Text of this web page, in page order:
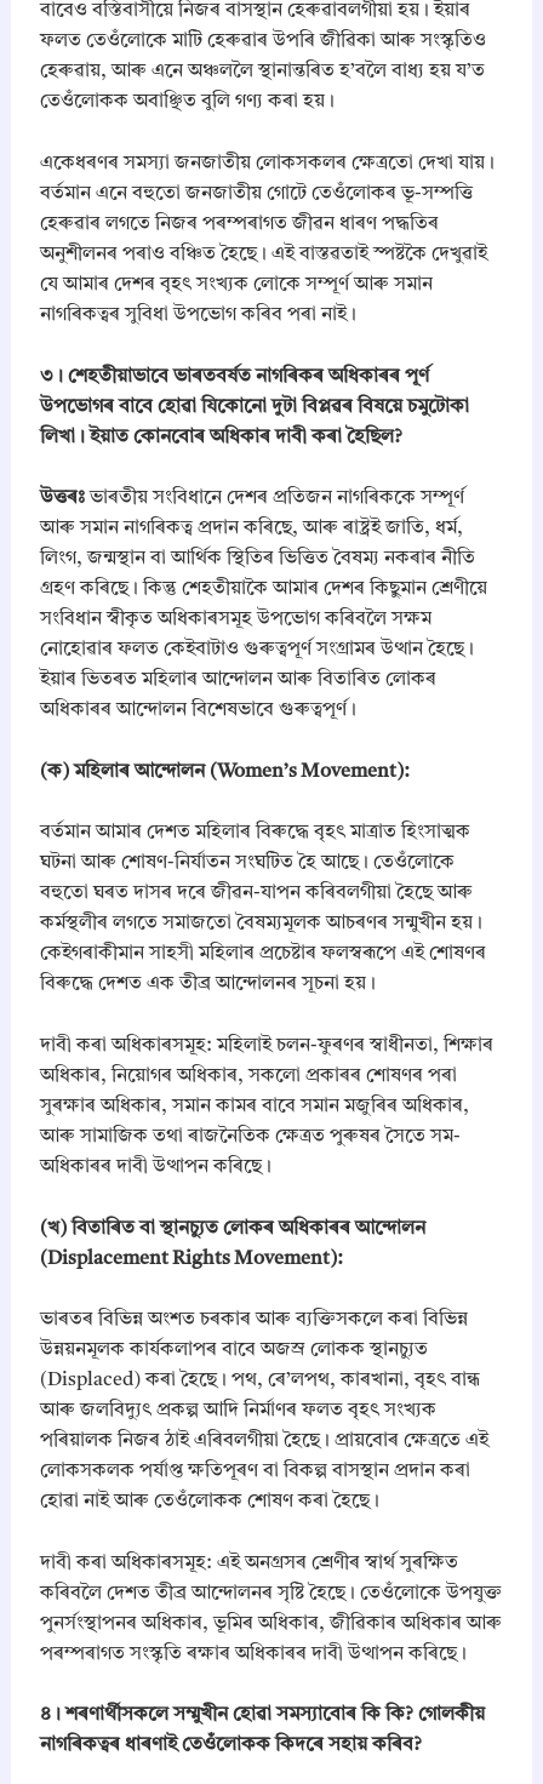
বাবেও বস্তিবাসীয়ে নিজৰ বাসস্থান হেৰুৱাবলগীয়া হয়। ইয়াৰ
ফলত তেওঁলোকে মাটি হেৰুৱাৰ উপৰি জীৱিকা আৰু সংস্কৃতিও
হেৰুৱায়, আৰু এনে অঞ্চললৈ স্থানান্তৰিত হ’বলৈ বাধ্য হয় য’ত
তেওঁলোকক অবাঞ্ছিত বুলি গণ্য কৰা হয়।
​একেধৰণৰ সমস্যা জনজাতীয় লোকসকলৰ ক্ষেত্ৰতো দেখা যায়।
বৰ্তমান এনে বহুতো জনজাতীয় গোটে তেওঁলোকৰ ভূ-সম্পত্তি
হেৰুৱাৰ লগতে নিজৰ পৰম্পৰাগত জীৱন ধাৰণ পদ্ধতিৰ
অনুশীলনৰ পৰাও বঞ্চিত হৈছে। এই বাস্তৱতাই স্পষ্টকৈ দেখুৱাই
যে আমাৰ দেশৰ বৃহৎ সংখ্যক লোকে সম্পূৰ্ণ আৰু সমান
নাগৰিকত্বৰ সুবিধা উপভোগ কৰিব পৰা নাই।
​৩। শেহতীয়াভাবে ভাৰতবৰ্ষত নাগৰিকৰ অধিকাৰৰ পূৰ্ণ
উপভোগৰ বাবে হোৱা যিকোনো দুটা বিপ্লৱৰ বিষয়ে চমুটোকা
লিখা। ইয়াত কোনবোৰ অধিকাৰ দাবী কৰা হৈছিল?
উত্তৰঃভাৰতীয় সংবিধানে দেশৰ প্ৰতিজন নাগৰিককে সম্পূৰ্ণ
আৰু সমান নাগৰিকত্ব প্ৰদান কৰিছে, আৰু ৰাষ্ট্ৰই জাতি, ধৰ্ম,
লিংগ, জন্মস্থান বা আৰ্থিক স্থিতিৰ ভিত্তিত বৈষম্য নকৰাৰ নীতি
গ্ৰহণ কৰিছে। কিন্তু শেহতীয়াকৈ আমাৰ দেশৰ কিছুমান শ্ৰেণীয়ে
সংবিধান স্বীকৃত অধিকাৰসমূহ উপভোগ কৰিবলৈ সক্ষম
নোহোৱাৰ ফলত কেইবাটাও গুৰুত্বপূৰ্ণ সংগ্ৰামৰ উত্থান হৈছে।
ইয়াৰ ভিতৰত মহিলাৰ আন্দোলন আৰু বিতাৰিত লোকৰ
অধিকাৰৰ আন্দোলন বিশেষভাবে গুৰুত্বপূৰ্ণ।
​(ক) মহিলাৰ আন্দোলন (Women’s Movement):
বৰ্তমান আমাৰ দেশত মহিলাৰ বিৰুদ্ধে বৃহৎ মাত্ৰাত হিংসাত্মক
ঘটনা আৰু শোষণ-নিৰ্যাতন সংঘটিত হৈ আছে। তেওঁলোকে
বহুতো ঘৰত দাসৰ দৰে জীৱন-যাপন কৰিবলগীয়া হৈছে আৰু
কৰ্মস্থলীৰ লগতে সমাজতো বৈষম্যমূলক আচৰণৰ সন্মুখীন হয়।
কেইগৰাকীমান সাহসী মহিলাৰ প্ৰচেষ্টাৰ ফলস্বৰূপে এই শোষণৰ
বিৰুদ্ধে দেশত এক তীব্ৰ আন্দোলনৰ সূচনা হয়।
​দাবী কৰা অধিকাৰসমূহ: মহিলাই চলন-ফুৰণৰ স্বাধীনতা, শিক্ষাৰ
অধিকাৰ, নিয়োগৰ অধিকাৰ, সকলো প্ৰকাৰৰ শোষণৰ পৰা
সুৰক্ষাৰ অধিকাৰ, সমান কামৰ বাবে সমান মজুৰিৰ অধিকাৰ,
আৰু সামাজিক তথা ৰাজনৈতিক ক্ষেত্ৰত পুৰুষৰ সৈতে সম-
অধিকাৰৰ দাবী উত্থাপন কৰিছে।
​(খ) বিতাৰিত বা স্থানচ্যুত লোকৰ অধিকাৰৰ আন্দোলন
(Displacement Rights Movement):
ভাৰতৰ বিভিন্ন অংশত চৰকাৰ আৰু ব্যক্তিসকলে কৰা বিভিন্ন
উন্নয়নমূলক কাৰ্যকলাপৰ বাবে অজস্ৰ লোকক স্থানচ্যুত
(Displaced) কৰা হৈছে। পথ, ৰে’লপথ, কাৰখানা, বৃহৎ বান্ধ
আৰু জলবিদ্যুৎ প্ৰকল্প আদি নিৰ্মাণৰ ফলত বৃহৎ সংখ্যক
পৰিয়ালক নিজৰ ঠাই এৰিবলগীয়া হৈছে। প্ৰায়বোৰ ক্ষেত্ৰতে এই
লোকসকলক পৰ্যাপ্ত ক্ষতিপূৰণ বা বিকল্প বাসস্থান প্ৰদান কৰা
হোৱা নাই আৰু তেওঁলোকক শোষণ কৰা হৈছে।
​দাবী কৰা অধিকাৰসমূহ: এই অনগ্ৰসৰ শ্ৰেণীৰ স্বাৰ্থ সুৰক্ষিত
কৰিবলৈ দেশত তীব্ৰ আন্দোলনৰ সৃষ্টি হৈছে। তেওঁলোকে উপযুক্ত
পুনৰ্সংস্থাপনৰ অধিকাৰ, ভূমিৰ অধিকাৰ, জীৱিকাৰ অধিকাৰ আৰু
পৰম্পৰাগত সংস্কৃতি ৰক্ষাৰ অধিকাৰৰ দাবী উত্থাপন কৰিছে।
৪। শৰণাৰ্থীসকলে সম্মুখীন হোৱা সমস্যাবোৰ কি কি? গোলকীয়
নাগৰিকত্বৰ ধাৰণাই তেওঁলোকক কিদৰে সহায় কৰিব?